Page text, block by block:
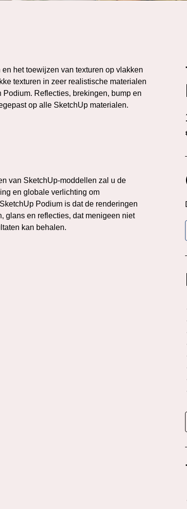
het toewijzen van texturen op vlakken
texturen in zeer realistische materialen
Reflecties, brekingen, bump en
op alle SketchUp materialen.
van SketchUp-moddellen zal u de
en globale verlichting om
Podium is dat de renderingen
glans en reflecties, dat menigeen niet
kan behalen.